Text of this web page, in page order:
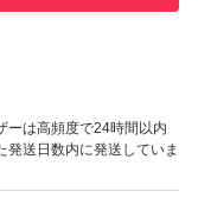
つもりですが、主
れ等には責任もて
さい。
にメッセージより
ーは高頻度で24時間以内
発送日数内に発送していま